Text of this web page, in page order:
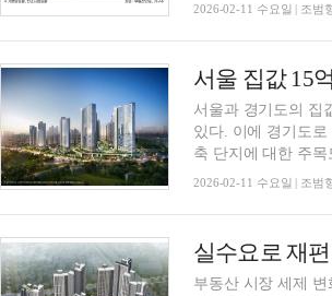
2026-02-11 수요일 | 조범
서울 집값 15
서울과 경기도의 집
있다. 이에 경기도
축 단지에 대한 주목
2026-02-11 수요일 | 조범
부동산 시장 세제